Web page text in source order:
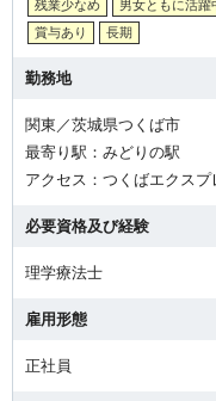
残業少なめ
男女ともに活躍
賞与あり
長期
勤務地
関東／茨城県つくば市
最寄り駅：みどりの駅
アクセス：つくばエクス
必要資格及び経験
理学療法士
雇用形態
正社員